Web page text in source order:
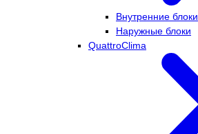
Внутренние блоки
Наружные блоки
QuattroClima